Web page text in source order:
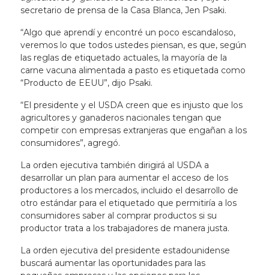
secretario de prensa de la Casa Blanca, Jen Psaki.
“Algo que aprendí y encontré un poco escandaloso,
veremos lo que todos ustedes piensan, es que, según
las reglas de etiquetado actuales, la mayoría de la
carne vacuna alimentada a pasto es etiquetada como
“Producto de EEUU”, dijo Psaki.
“El presidente y el USDA creen que es injusto que los
agricultores y ganaderos nacionales tengan que
competir con empresas extranjeras que engañan a los
consumidores”, agregó.
La orden ejecutiva también dirigirá al USDA a
desarrollar un plan para aumentar el acceso de los
productores a los mercados, incluido el desarrollo de
otro estándar para el etiquetado que permitiría a los
consumidores saber al comprar productos si su
productor trata a los trabajadores de manera justa.
La orden ejecutiva del presidente estadounidense
buscará aumentar las oportunidades para las